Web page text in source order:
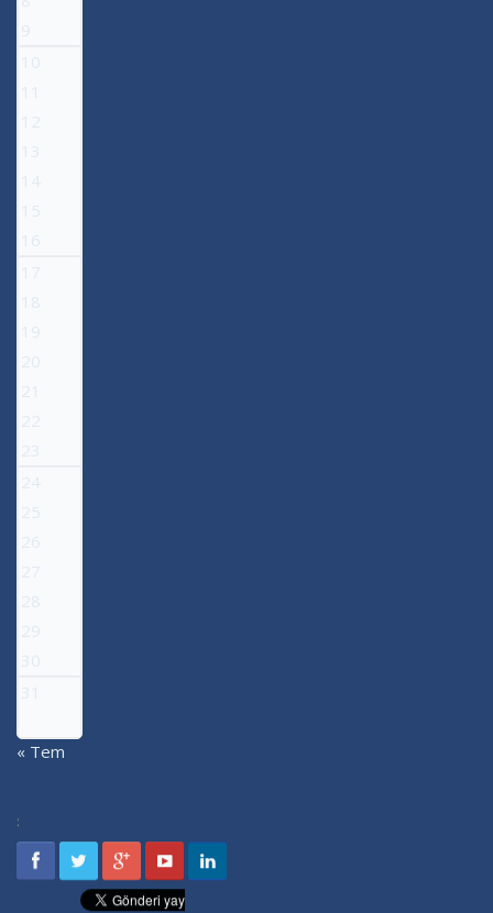
9
10
11
12
13
14
15
16
17
18
19
20
21
22
23
24
25
26
27
28
29
30
31
« Tem
: